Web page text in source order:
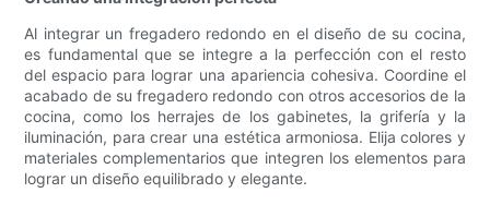
Al integrar un fregadero redondo en el diseño de su cocina,
es fundamental que se integre a la perfección con el resto
del espacio para lograr una apariencia cohesiva. Coordine el
acabado de su fregadero redondo con otros accesorios de la
cocina, como los herrajes de los gabinetes, la grifería y la
iluminación, para crear una estética armoniosa. Elija colores y
materiales complementarios que integren los elementos para
lograr un diseño equilibrado y elegante.